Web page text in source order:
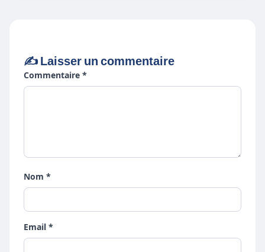
✍️ Laisser un commentaire
Commentaire *
Nom *
Email *